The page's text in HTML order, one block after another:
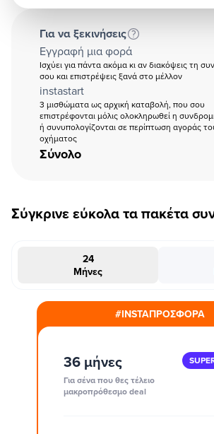
Για να ξεκινήσεις
Εγγραφή μια φορά
Ισχύει για πάντα ακόμα κι αν διακόψεις τη
σου και επιστρέψεις ξανά στο μέλλον
instastart
3 μισθώματα ως αρχική καταβολή, που σου
επιστρέφονται μόλις ολοκληρωθεί η
ή συνυπολογίζονται σε περίπτωση αγοράς
οχήματος
Σύνολο
Σύγκρινε εύκολα τα πακέτα
24
Μήνες
#INSTAΠΡΟΣΦΟΡΑ
36 μήνες
Για σένα που θες τέλειο
μακροπρόθεσμο deal